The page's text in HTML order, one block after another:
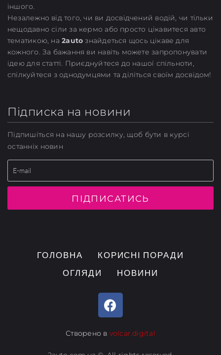
іншого.
Незалежно від того, чи ви досвідчений водій, чи тільки
нещодавно сіли за кермо або просто цікавитеся авто
тематикою, на2auto знайдеться щось цікаве для
кожного. За бажання ви навіть можете запропонувати
ідею для статті. Приєднуйтеся до нашої спільноти,
спілкуйтеся з однодумцями та діліться своїм досвідом!
Підписка на новини
Підпишіться на нашу розсилку, щоб бути в курсі
останніх новин
ПІДПИСАТИСЬ
ГОЛОВНА
КОРИСНІ ПОРАДИ
ОГЛЯДИ
НОВИНИ
Створено в volcar.digital